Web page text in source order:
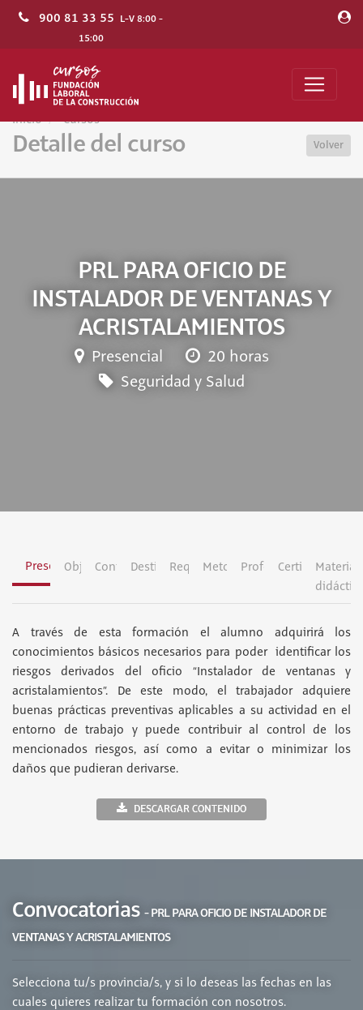
900 81 33 55 L-V 8:00 -
15:00
Inicio Cursos
Detalle del curso Volver
PRL PARA OFICIO DE
INSTALADOR DE VENTANAS Y
ACRISTALAMIENTOS
Presencial
20 horas
Seguridad y Salud
Presentación
ObjetivosContenidosDestinatariosRequisitosMetodologíaProfesoradoCertificación
Material
A través de esta formación el alumno adquirirá los
conocimientos básicos necesarios para poder identificar los
riesgos derivados del oficio “Instalador de ventanas y
acristalamientos”. De este modo, el trabajador adquiere
buenas prácticas preventivas aplicables a su actividad en el
entorno de trabajo y puede contribuir al control de los
mencionados riesgos, así como a evitar o minimizar los
daños que pudieran derivarse.
DESCARGAR CONTENIDO
Convocatorias - PRL PARA OFICIO DE INSTALADOR DE
VENTANAS Y ACRISTALAMIENTOS
Selecciona tu/s provincia/s, y si lo deseas las fechas en las
cuales quieres realizar tu formación con nosotros.